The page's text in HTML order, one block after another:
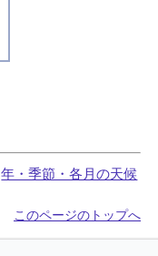
年・季節・各月の天候
このページのトップへ